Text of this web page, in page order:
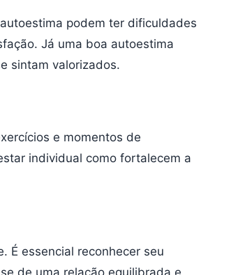
podem ter dificuldades
Já uma boa autoestima
sintam valorizados.
e momentos de
individual como fortalecem a
É essencial reconhecer seu